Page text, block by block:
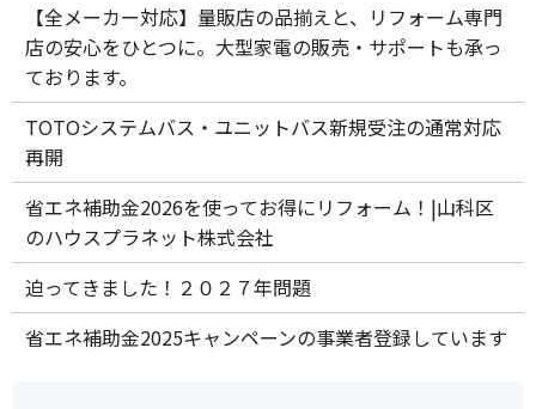
【全メーカー対応】量販店の品揃えと、リフォーム専門
店の安心をひとつに。大型家電の販売・サポートも承っ
ております。
TOTOシステムバス・ユニットバス新規受注の通常対応
再開
省エネ補助金2026を使ってお得にリフォーム！|山科区
のハウスプラネット株式会社
迫ってきました！２０２７年問題
省エネ補助金2025キャンペーンの事業者登録しています